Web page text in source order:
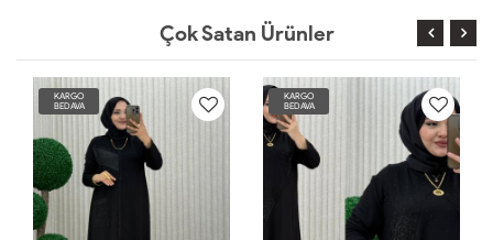
Çok Satan Ürünler
KARGO
BEDAVA
KARGO
BEDAVA